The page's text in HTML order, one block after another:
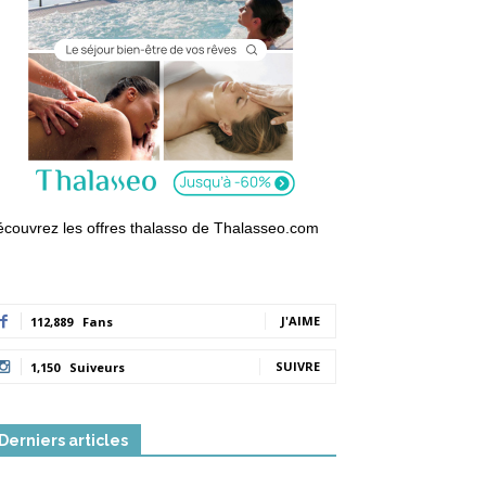
les offres thalasso de Thalasseo.com
112,889 Fans J'AIME
1,150 Suiveurs SUIVRE
articles